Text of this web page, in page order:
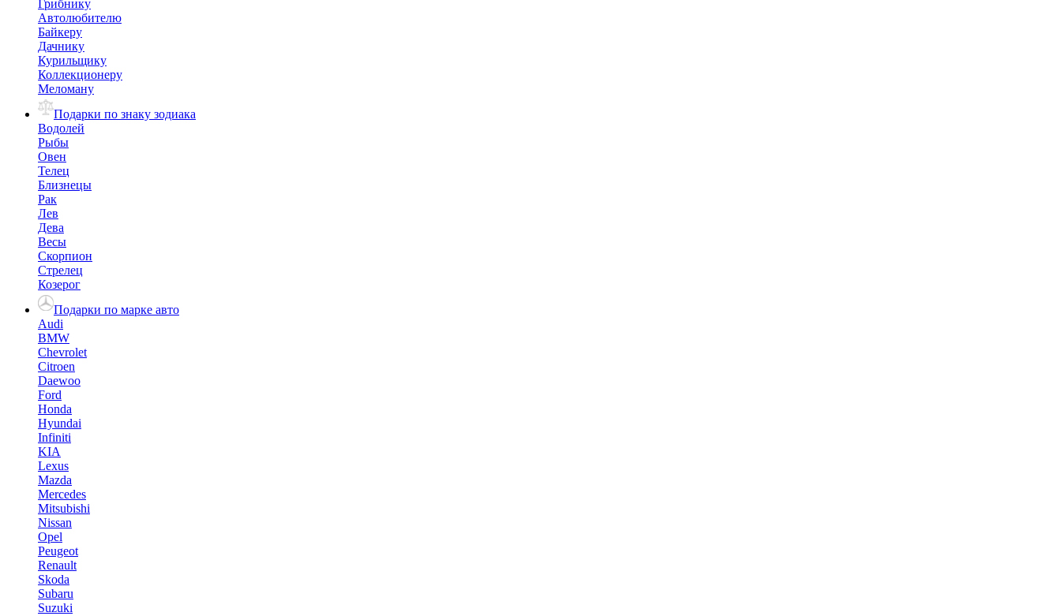
Грибнику
Автолюбителю
Байкеру
Дачнику
Курильщику
Коллекционеру
Меломану
Подарки по знаку зодиака
Водолей
Рыбы
Овен
Телец
Близнецы
Рак
Лев
Дева
Весы
Скорпион
Стрелец
Козерог
Подарки по марке авто
Audi
BMW
Chevrolet
Citroen
Daewoo
Ford
Honda
Hyundai
Infiniti
KIA
Lexus
Mazda
Mercedes
Mitsubishi
Nissan
Opel
Peugeot
Renault
Skoda
Subaru
Suzuki